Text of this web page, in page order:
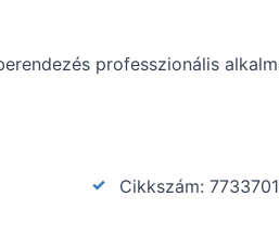
professzionális
Cikkszám: